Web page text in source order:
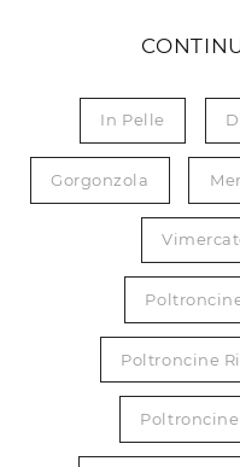
In Pelle
Gorgonzola
Poltroncine
Poltroncine